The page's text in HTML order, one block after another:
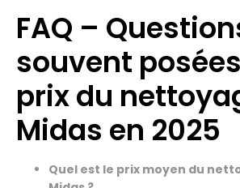
FAQ –
souvent
prix du
Midas en 2025
Quel est le prix moyen du